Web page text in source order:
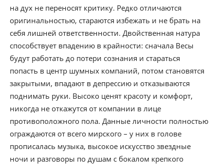
на дух не переносят критику. Редко отличаются
оригинальностью, стараются избежать и не брать на
себя лишней ответственности. Двойственная натура
способствует впадению в крайности: сначала Весы
будут работать до потери сознания и стараться
попасть в центр шумных компаний, потом становятся
закрытыми, впадают в депрессию и отказываются
поднимать руки. Высоко ценят красоту и комфорт,
никогда не откажутся от компании в лице
противоположного пола. Данные личности полностью
ограждаются от всего мирского – у них в голове
прописалась музыка, высокое искусство звездные
ночи и разговоры по душам с бокалом крепкого